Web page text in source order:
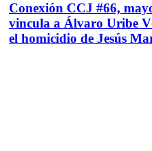
Conexión CCJ #66,
vincula a Álvaro Uribe
el homicidio de Jesús